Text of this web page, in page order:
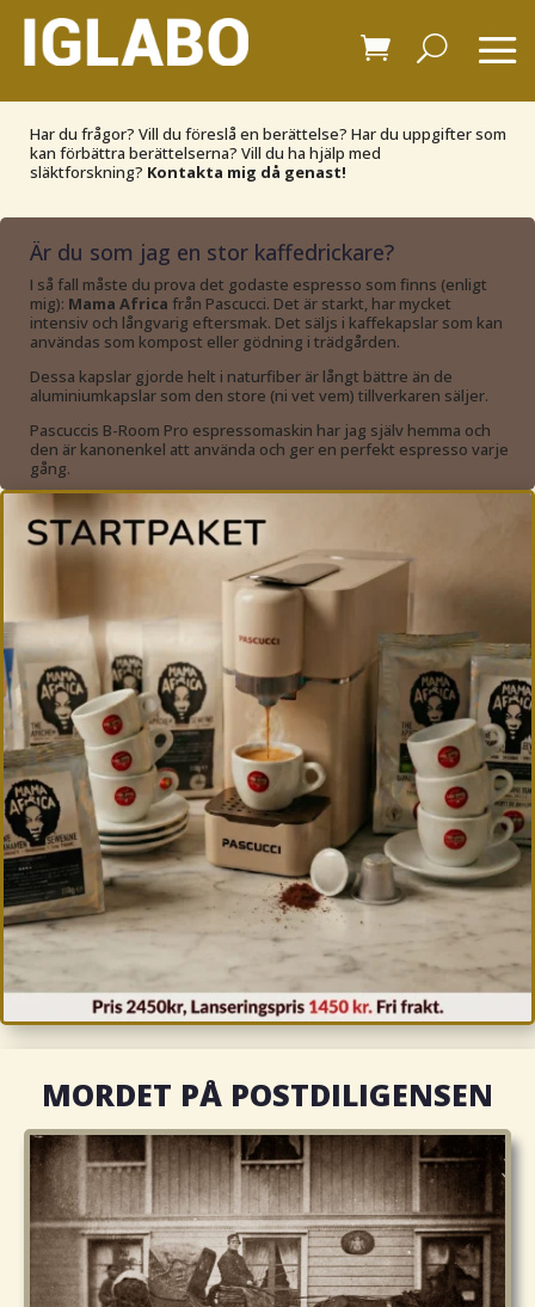
Har du frågor? Vill du föreslå en berättelse? Har du uppgifter som
kan förbättra berättelserna? Vill du ha hjälp med
släktforskning? Kontakta mig då genast!
Är du som jag en stor kaffedrickare?
I så fall måste du prova det godaste espresso som finns (enligt
mig): Mama Africa från Pascucci. Det är starkt, har mycket
intensiv och långvarig eftersmak. Det säljs i kaffekapslar som kan
användas som kompost eller gödning i trädgården.
Dessa kapslar gjorde helt i naturfiber är långt bättre än de
aluminiumkapslar som den store (ni vet vem) tillverkaren säljer.
Pascuccis B-Room Pro espressomaskin har jag själv hemma och
den är kanonenkel att använda och ger en perfekt espresso varje
gång.
MORDET PÅ POSTDILIGENSEN